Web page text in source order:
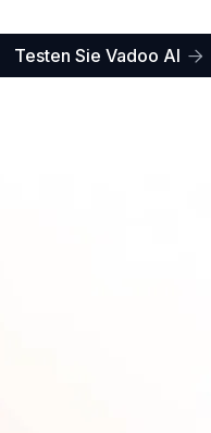
Testen Sie Vadoo AI 